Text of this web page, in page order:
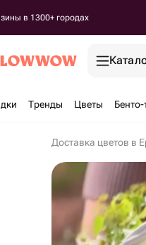
в 1300+ городах
Тренды Цветы
Доставка цветов в